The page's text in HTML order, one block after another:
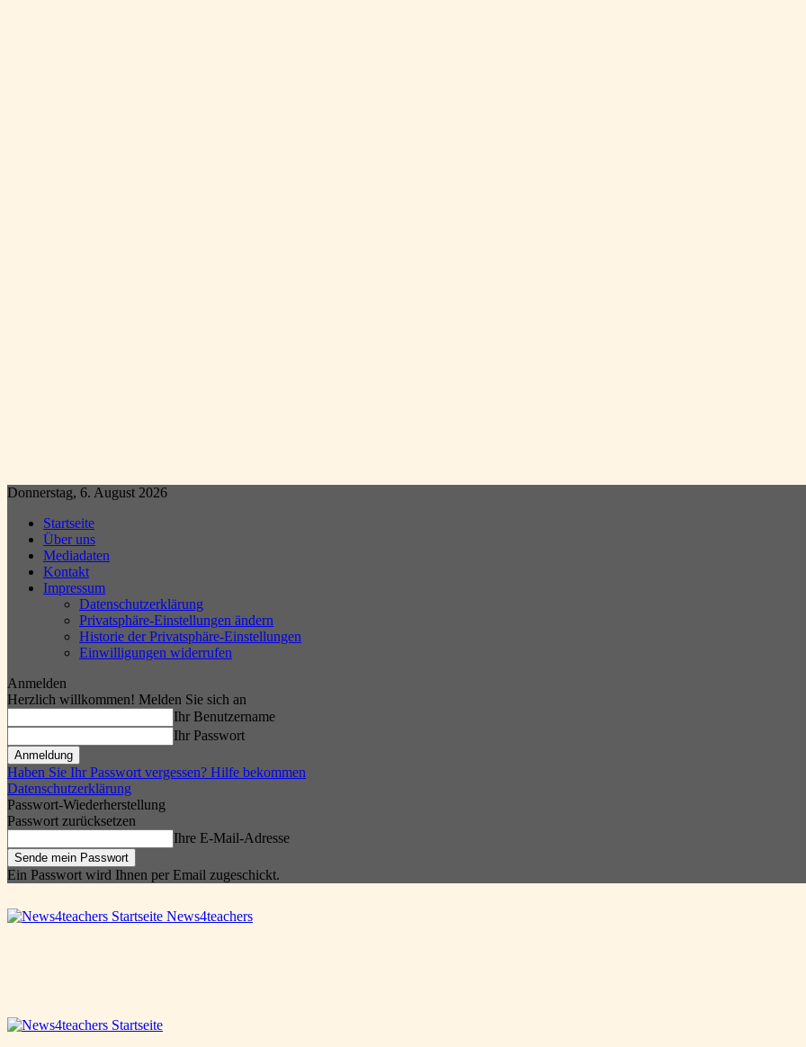
Donnerstag, 6. August 2026
Startseite
Über uns
Mediadaten
Kontakt
Impressum
Datenschutzerklärung
Privatsphäre-Einstellungen ändern
Historie der Privatsphäre-Einstellungen
Einwilligungen widerrufen
Anmelden
Herzlich willkommen! Melden Sie sich an
Ihr Benutzername
Ihr Passwort
Haben Sie Ihr Passwort vergessen? Hilfe bekommen
Datenschutzerklärung
Passwort-Wiederherstellung
Passwort zurücksetzen
Ihre E-Mail-Adresse
Ein Passwort wird Ihnen per Email zugeschickt.
News4teachers